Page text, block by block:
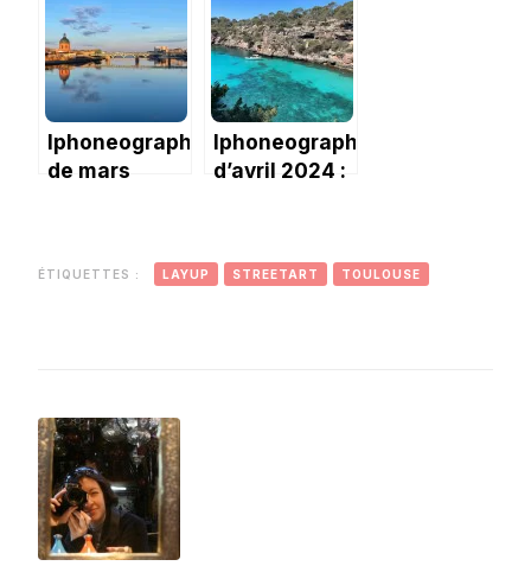
à la
Fondation
Vuitton!
loose
Iphoneography
de mars
Iphoneography
d’avril 2024 :
ÉTIQUETTES : LAYUP STREETART TOULOUSE